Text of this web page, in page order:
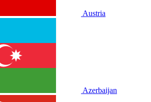
Austria
Azerbaijan